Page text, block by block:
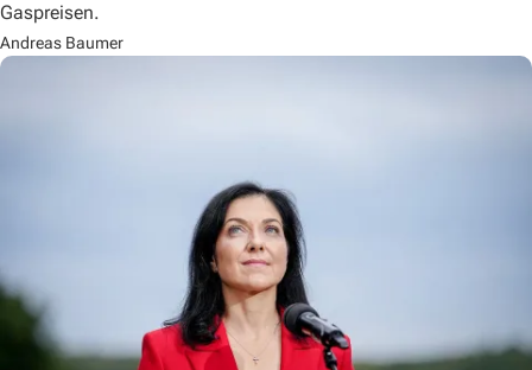
Gaspreisen.
Andreas Baumer